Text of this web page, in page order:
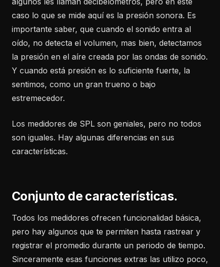
caso lo que se mide aquí es la presión sonora. Es
importante saber, que cuando el sonido entra al
oído, no detecta el volumen, mas bien, detectamos
la presión en el aíre creada por las ondas de sonido.
Y cuando está presión es lo suficiente fuerte, la
sentimos, como un gran trueno o bajo
estremecedor.
Los medidores de SPL son geniales, pero no todos
son iguales. Hay algunas diferencias en sus
características.
Conjunto de características.
Todos los medidores ofrecen funcionalidad básica,
pero hay algunos que te permiten hasta rastrear y
registrar el promedio durante un periodo de tiempo.
Sinceramente esas funciones extras las utilizo poco,